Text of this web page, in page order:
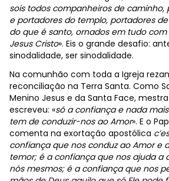
sois todos companheiros de caminho,
e portadores do templo, portadores
do que é santo, ornados em tudo
Jesus Cristo». Eis o grande desafio:
sinodalidade, ser sinodalidade.
Na comunhão com toda a Igreja
reconciliação na Terra Santa. Como
Menino Jesus e da Santa Face,
escreveu: «só a confiança e nada
tem de conduzir-nos ao Amor». E o
comenta na exortação apostólica
confiança que nos conduz ao Amor e
temor; é a confiança que nos ajuda a
nós mesmos; é a confiança que nos